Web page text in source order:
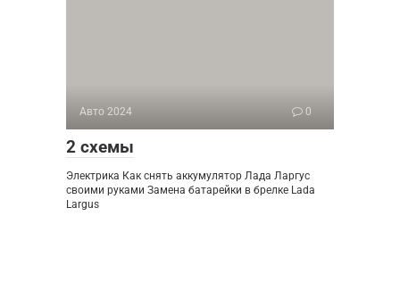
Авто 2024 0
2 схемы
Электрика Как снять аккумулятор Лада Ларгус
своими руками Замена батарейки в брелке Lada
Largus